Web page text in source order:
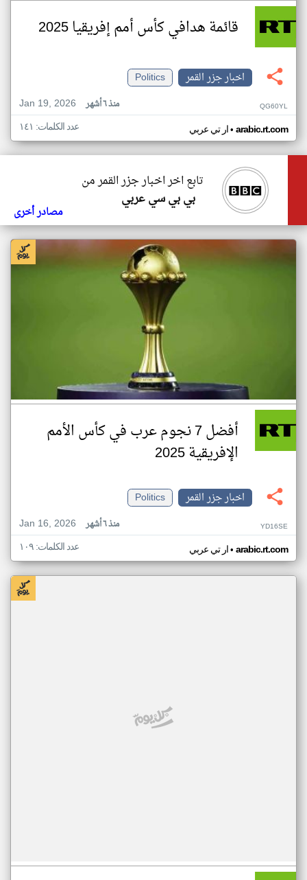
قائمة هدافي كأس أمم إفريقيا 2025
اخبار جزر القمر
Politics
Jan 19, 2026
منذ ٦ أشهر QG60YL
ار تي عربي• arabic.rt.com عدد الكلمات: ١٤١
تابع اخر اخبار جزر القمر من
بي بي سي عربي
مصادر أخرى
أفضل 7 نجوم عرب في كأس الأمم
الإفريقية 2025
اخبار جزر القمر
Politics
Jan 16, 2026
منذ ٦ أشهر YD16SE
ار تي عربي• arabic.rt.com عدد الكلمات: ١٠٩